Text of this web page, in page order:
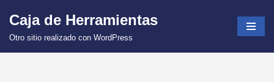
Saltar
Caja de Herramientas
Otro sitio realizado con WordPress